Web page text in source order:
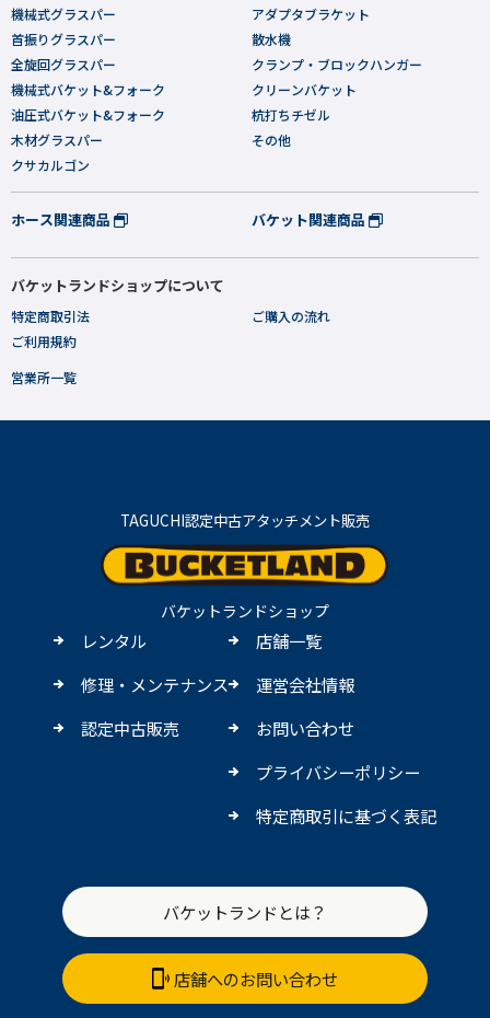
機械式グラスパー
首振りグラスパー
全旋回グラスパー
機械式バケット&フォーク
油圧式バケット&フォーク
木材グラスパー
クサカルゴン
アダプタブラケット
散水機
クランプ・ブロックハンガー
クリーンバケット
杭打ちチゼル
その他
ホース関連商品 バケット関連商品
バケットランドショップについて
特定商取引法
ご利用規約
ご購入の流れ
営業所一覧
TAGUCHI認定中古アタッチメント販売
バケットランドショップ
レンタル
修理・メンテナンス
認定中古販売
店舗一覧
運営会社情報
お問い合わせ
プライバシーポリシー
特定商取引に基づく表記
バケットランドとは？
店舗へのお問い合わせ